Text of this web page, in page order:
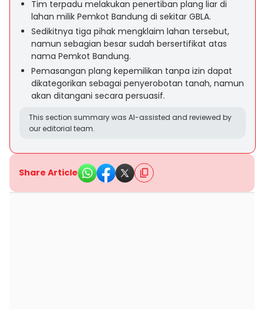
Tim terpadu melakukan penertiban plang liar di
lahan milik Pemkot Bandung di sekitar GBLA.
Sedikitnya tiga pihak mengklaim lahan tersebut,
namun sebagian besar sudah bersertifikat atas
nama Pemkot Bandung.
Pemasangan plang kepemilikan tanpa izin dapat
dikategorikan sebagai penyerobotan tanah, namun
akan ditangani secara persuasif.
This section summary was AI-assisted and reviewed by
our editorial team.
Share Article